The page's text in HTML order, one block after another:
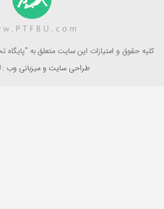
کلیه حقوق و امتیازات این سایت متعلق به
طراحی سایت و میزبانی وب :